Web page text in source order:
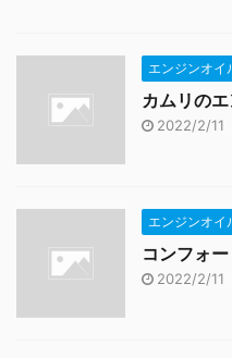
エンジンオイ
カムリの
2022/2/11
エンジンオイ
コンフォ
2022/2/11